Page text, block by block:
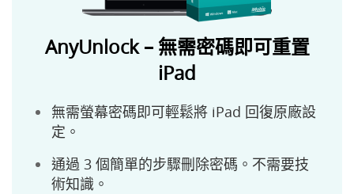
AnyUnlock – 無需密碼即可重置
iPad
無需螢幕密碼即可輕鬆將 iPad 回復原廠設
定。
通過 3 個簡單的步驟刪除密碼。不需要技
術知識。